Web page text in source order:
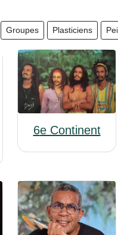
Groupes Plasticiens
6e Continent